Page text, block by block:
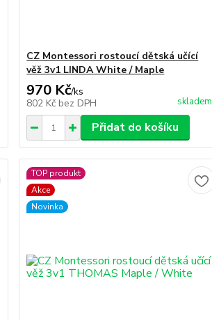
CZ Montessori rostoucí dětská učící
věž 3v1 LINDA White / Maple
970 Kč/ks
802 Kč bez DPH skladem
Přidat do košíku
TOP produkt
Akce
Novinka